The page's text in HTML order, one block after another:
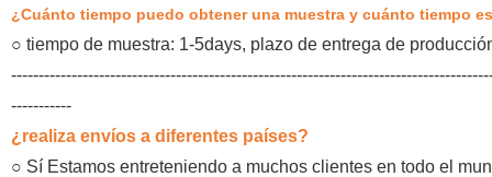
¿Cuánto tiempo puedo obtener una muestra y cuánto tiempo
○ tiempo de muestra: 1-5days, plazo de entrega de
-----------
¿realiza envíos a diferentes países?
○ Sí Estamos entreteniendo a muchos clientes en todo el